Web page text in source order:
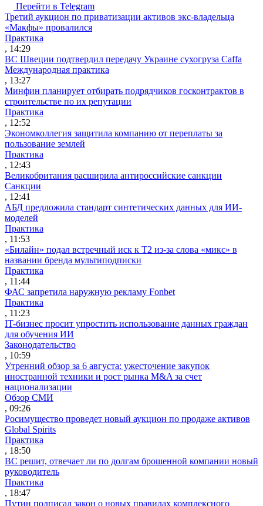
Перейти в Telegram
Третий аукцион по приватизации активов экс-владельца
«Макфы» провалился
Практика
, 14:29
ВС Швеции подтвердил передачу Украине сухогруза Caffa
Международная практика
, 13:27
Минфин планирует отбирать подрядчиков госконтрактов в
строительстве по их репутации
Практика
, 12:52
Экономколлегия защитила компанию от переплаты за
пользование землей
Практика
, 12:43
Великобритания расширила антироссийские санкции
Санкции
, 12:41
АБД предложила стандарт синтетических данных для ИИ-
моделей
Практика
, 11:53
«Билайн» подал встречный иск к Т2 из-за слова «микс» в
названии бренда мультиподписки
Практика
, 11:44
ФАС запретила наружную рекламу Fonbet
Практика
, 11:23
IT-бизнес просит упростить использование данных граждан
для обучения ИИ
Законодательство
, 10:59
Утренний обзор за 6 августа: ужесточение закупок
иностранной техники и рост рынка M&A за счет
национализации
Обзор СМИ
, 09:26
Росимущество проведет новый аукцион по продаже активов
Global Spirits
Практика
, 18:50
ВС решит, отвечает ли по долгам брошенной компании новый
руководитель
Практика
, 18:47
Путин подписал закон о новых правилах комплексного